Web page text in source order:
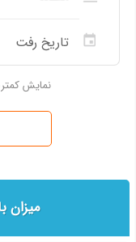
نمایش
میزان